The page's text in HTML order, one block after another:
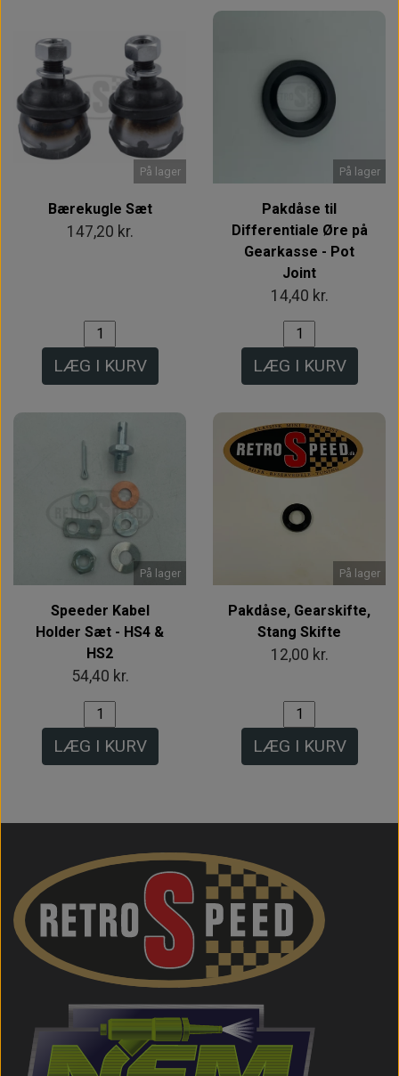
På lager
Bærekugle Sæt
147,20 kr.
LÆG I KURV
På lager
Pakdåse til
Differentiale Øre på
Gearkasse - Pot
Joint
14,40 kr.
LÆG I KURV
På lager
Speeder Kabel
Holder Sæt - HS4 &
HS2
54,40 kr.
LÆG I KURV
På lager
Pakdåse, Gearskifte,
Stang Skifte
12,00 kr.
LÆG I KURV